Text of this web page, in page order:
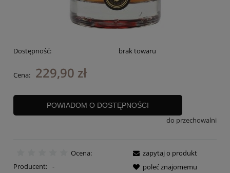
Dostępność: brak towaru
Cena: 229,90 zł
POWIADOM O DOSTĘPNOŚCI
do przechowalni
Ocena:
Producent: -
zapytaj o produkt
poleć znajomemu